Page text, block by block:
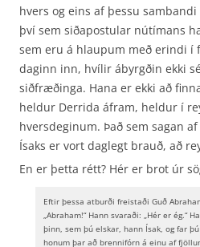
hvers og eins af þessu
því sem siðapostular nútímans
sem eru á hlaupum með erindi í
daginn inn, hvílir ábyrgðin ekki
siðfræðinga. Hana er ekki að
heldur Derrida áfram, heldur í
hversdeginum. Það sem sagan
Ísaks er vort daglegt brauð, að
En er þetta rétt? Hér er brot úr
Eftir þessa atburði freistaði Guð
„Abraham!“ Hann svaraði: „Hér er ég.“
þinn, sem þú elskar, hann Ísak, og far
honum þar að brennifórn á einu af